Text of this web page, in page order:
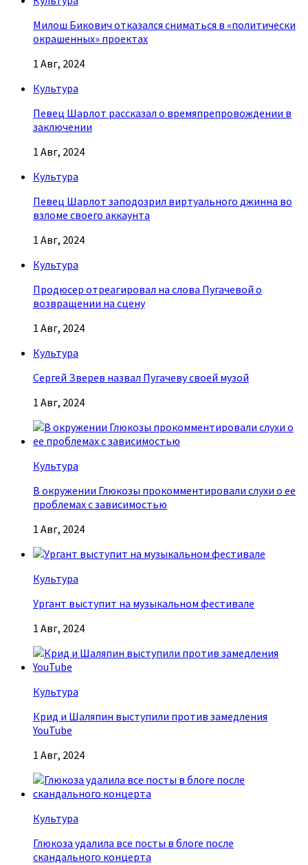
Милош Бикович отказался сниматься в «политически
окрашенных» проектах
1 Авг, 2024
Культура
Певец Шарлот рассказал о времяпрепровождении в
заключении
1 Авг, 2024
Культура
Певец Шарлот заподозрил виртуального джинна во
взломе своего аккаунта
1 Авг, 2024
Культура
Продюсер отреагировал на слова Пугачевой о
возвращении на сцену
1 Авг, 2024
Культура
Сергей Зверев назвал Пугачеву своей музой
1 Авг, 2024
Культура
В окружении Глюкозы прокомментировали слухи о ее
проблемах с зависимостью
1 Авг, 2024
Культура
Ургант выступит на музыкальном фестивале
1 Авг, 2024
Культура
Крид и Шаляпин выступили против замедления
YouTube
1 Авг, 2024
Культура
Глюкоза удалила все посты в блоге после
скандального концерта